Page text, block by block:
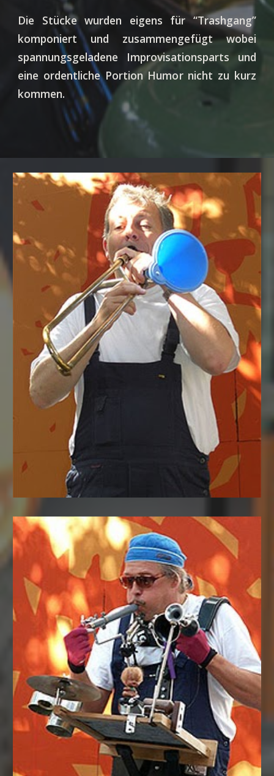
Die Stücke wurden eigens für “Trashgang”
komponiert und zusammengefügt wobei
spannungsgeladene Improvisationsparts und
eine ordentliche Portion Humor nicht zu kurz
kommen.